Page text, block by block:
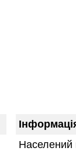
Населений